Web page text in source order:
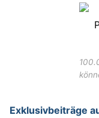
Exklusivbeiträge